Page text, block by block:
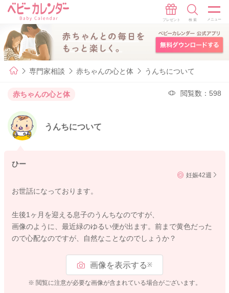
専門家相談 赤ちゃんの心と体 うんちについて
赤ちゃんの心と体 閲覧数：598
うんちについて
ひー
妊娠42週
お世話になっております。
生後1ヶ月を迎える息子のうんちなのですが、
画像のように、最近緑のゆるい便が出ます。前まで黄色だった
ので心配なのですが、自然なことなのでしょうか？
画像を表示する※
※ 閲覧に注意が必要な画像が含まれている場合がございます。